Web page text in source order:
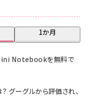
1か月
Notebookを無料で
グーグルから評価され、